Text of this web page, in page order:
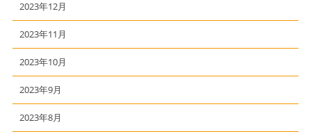
2023年12月
2023年11月
2023年10月
2023年9月
2023年8月